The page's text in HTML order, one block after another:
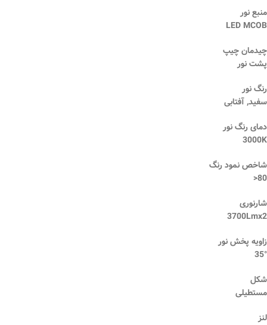
منبع نور
LED MCOB
چیدمان چیپ
پشت نور
رنگ نور
سفید, آفتابی
دمای رنگ نور
3000K
شاخص نمود رنگ
80<
شارنوری
3700Lmx2
زاویه پخش نور
35°
شکل
مستطیلی
لنز